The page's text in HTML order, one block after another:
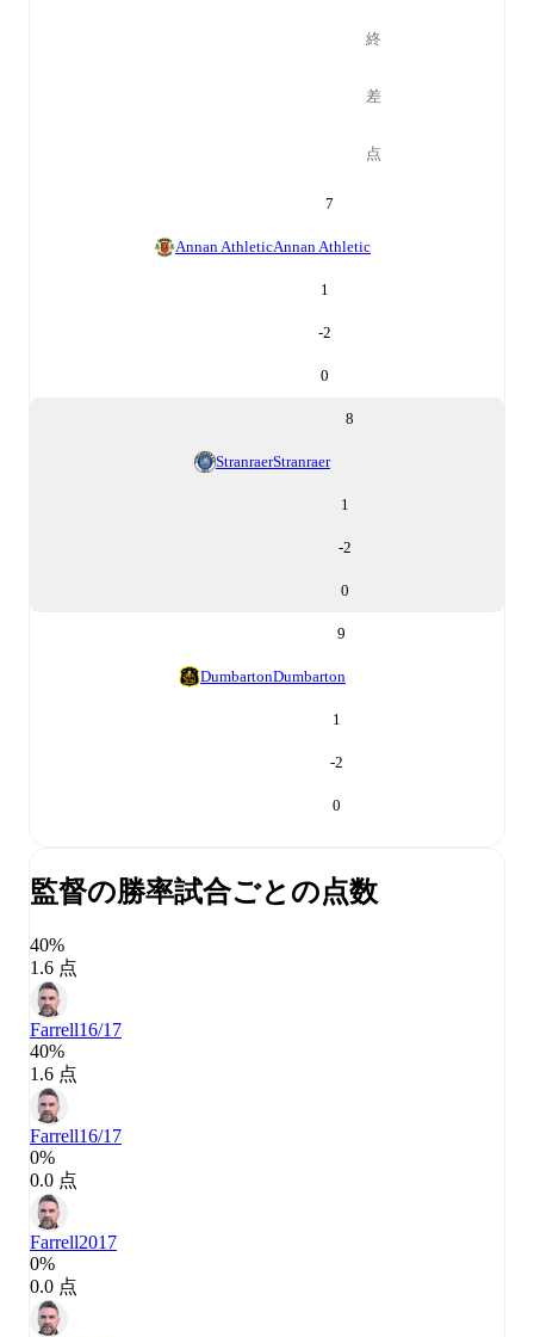
終
差
点
7
Annan AthleticAnnan Athletic
1
-2
0
8
StranraerStranraer
1
-2
0
9
DumbartonDumbarton
1
-2
0
監督の勝率試合ごとの点数
40%
1.6 点
Farrell16/17
40%
1.6 点
Farrell16/17
0%
0.0 点
Farrell2017
0%
0.0 点